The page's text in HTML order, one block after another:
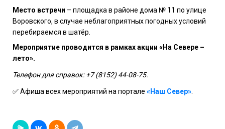
Место встречи – площадка в районе дома № 11 по улице
Воровского, в случае неблагоприятных погодных условий
перебираемся в шатёр.
Мероприятие проводится в рамках акции «На Севере –
лето».
Телефон для справок: +7 (8152) 44-08-75.
✅Афиша всех мероприятий на портале «Наш Север».